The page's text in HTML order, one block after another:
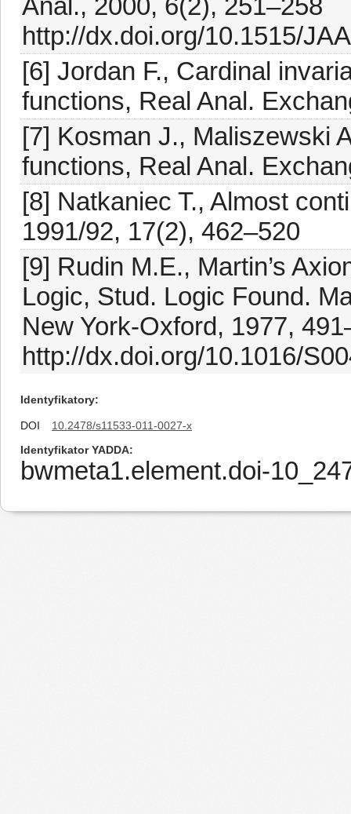
Anal., 2000, 6(2), 251–258
http://dx.doi.org/10.1515/
[6] Jordan F., Cardinal
functions, Real Anal.
[7] Kosman J., Maliszewski
functions, Real Anal.
[8] Natkaniec T., Almost
1991/92, 17(2), 462–520
[9] Rudin M.E., Martin’s
Logic, Stud. Logic Found.
New York-Oxford, 1977,
http://dx.doi.org/10.1016/
Identyfikatory
DOI
10.2478/s11533-011-0027-x
Identyfikator YADDA
bwmeta1.element.doi-